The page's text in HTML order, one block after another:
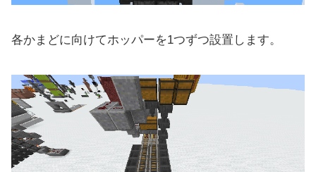
各かまどに向けてホッパーを1つずつ設置します。